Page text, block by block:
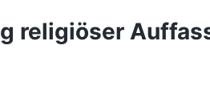
religiöser